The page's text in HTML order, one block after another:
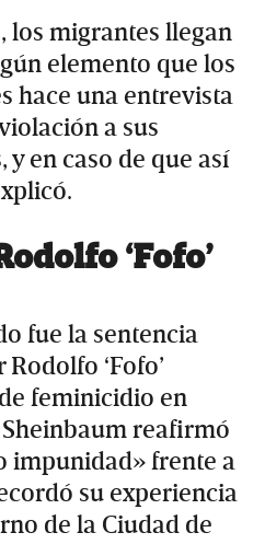
los migrantes llegan
elemento que los
hace una entrevista
a sus
en caso de que así
‘Fofo’
fue la sentencia
‘Fofo’
feminicidio en
reafirmó
impunidad» frente a
su experiencia
de la Ciudad de